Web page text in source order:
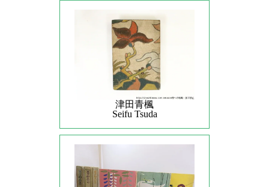
津田青楓
Seifu Tsuda